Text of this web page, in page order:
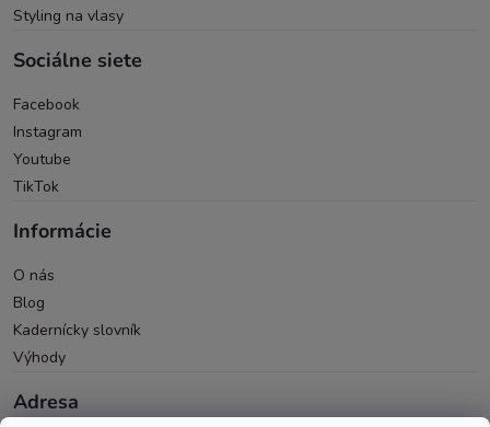
Styling na vlasy
Sociálne siete
Facebook
Instagram
Youtube
TikTok
Informácie
O nás
Blog
Kadernícky slovník
Výhody
Adresa